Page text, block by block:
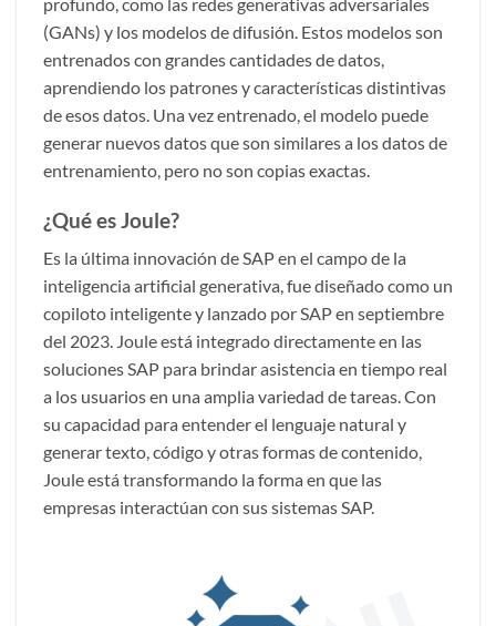
(GANs) y los modelos de difusión. Estos modelos son
entrenados con grandes cantidades de datos,
aprendiendo los patrones y características distintivas
de esos datos. Una vez entrenado, el modelo puede
generar nuevos datos que son similares a los datos de
entrenamiento, pero no son copias exactas.
¿Qué es Joule?
Es la última innovación de SAP en el campo de la
inteligencia artificial generativa, fue diseñado como un
copiloto inteligente y lanzado por SAP en septiembre
del 2023. Joule está integrado directamente en las
soluciones SAP para brindar asistencia en tiempo real
a los usuarios en una amplia variedad de tareas. Con
su capacidad para entender el lenguaje natural y
generar texto, código y otras formas de contenido,
Joule está transformando la forma en que las
empresas interactúan con sus sistemas SAP.